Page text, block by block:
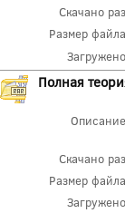
Скачано
Размер
Полная
Скачано
Размер